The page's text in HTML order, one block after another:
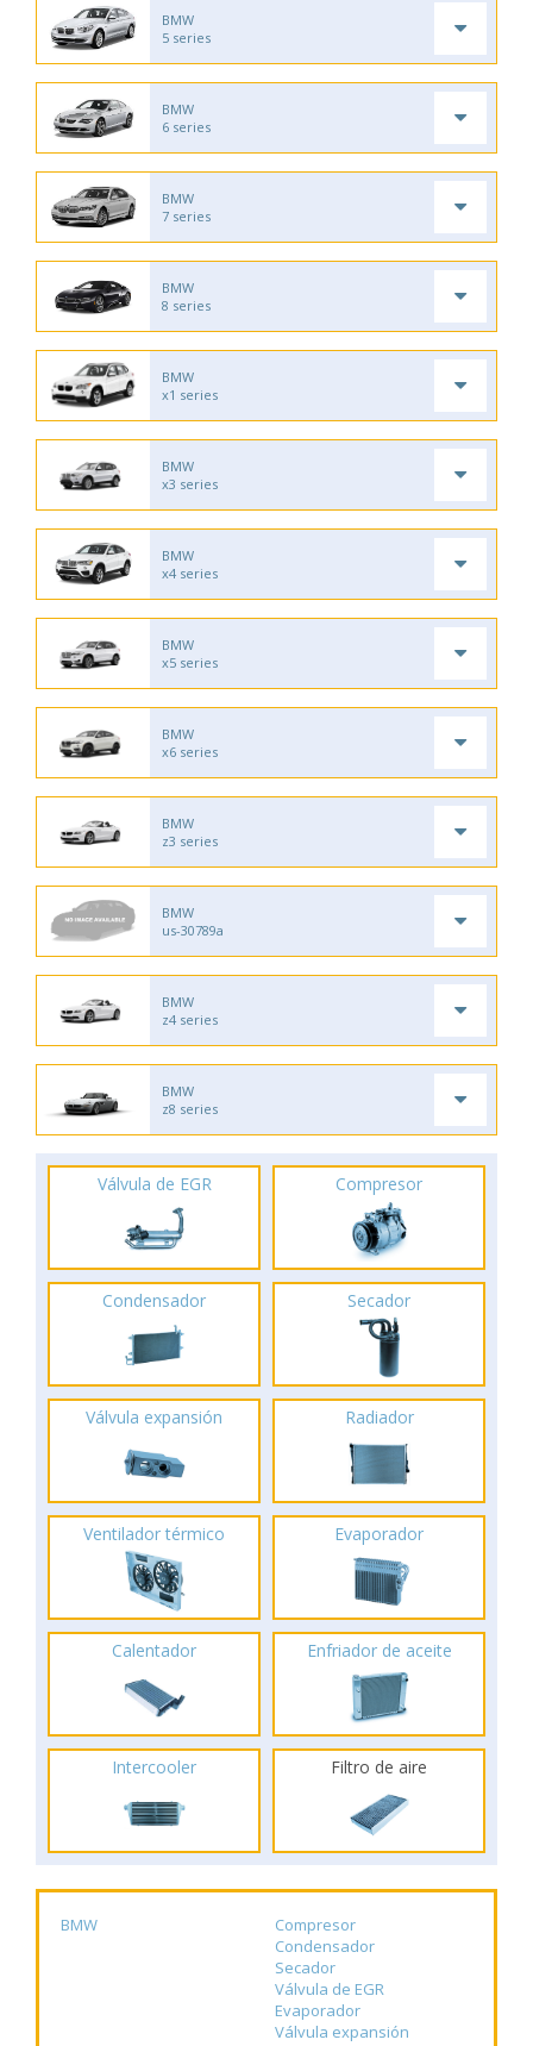
BMW
5 series
BMW
6 series
BMW
7 series
BMW
8 series
BMW
x1 series
BMW
x3 series
BMW
x4 series
BMW
x5 series
BMW
x6 series
BMW
z3 series
BMW
us-30789a
BMW
z4 series
BMW
z8 series
Válvula de EGR Compresor
Condensador Secador
Válvula expansión Radiador
Ventilador térmico Evaporador
Calentador Enfriador de aceite
Intercooler Filtro de aire
BMW
Compresor
Condensador
Secador
Válvula de EGR
Evaporador
Válvula expansión